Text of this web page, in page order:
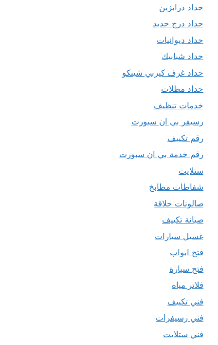
حداد درابزين
حداد درج حديد
حداد ديوانيات
حداد شبابيك
حداد غرف كيربي شينكو
حداد مظلات
خدمات تنظيف
رسيفر بي ان سبورت
رقم تكييف
رقم خدمة بي ان سبورت
ستلايت
شفاطات مطابخ
صالونات حلاقة
صيانة تكييف
غسيل سيارات
فتح ابواب
فتح سيارة
فلاتر مياه
فني تكييف
فني رسيفرات
فني ستلايت